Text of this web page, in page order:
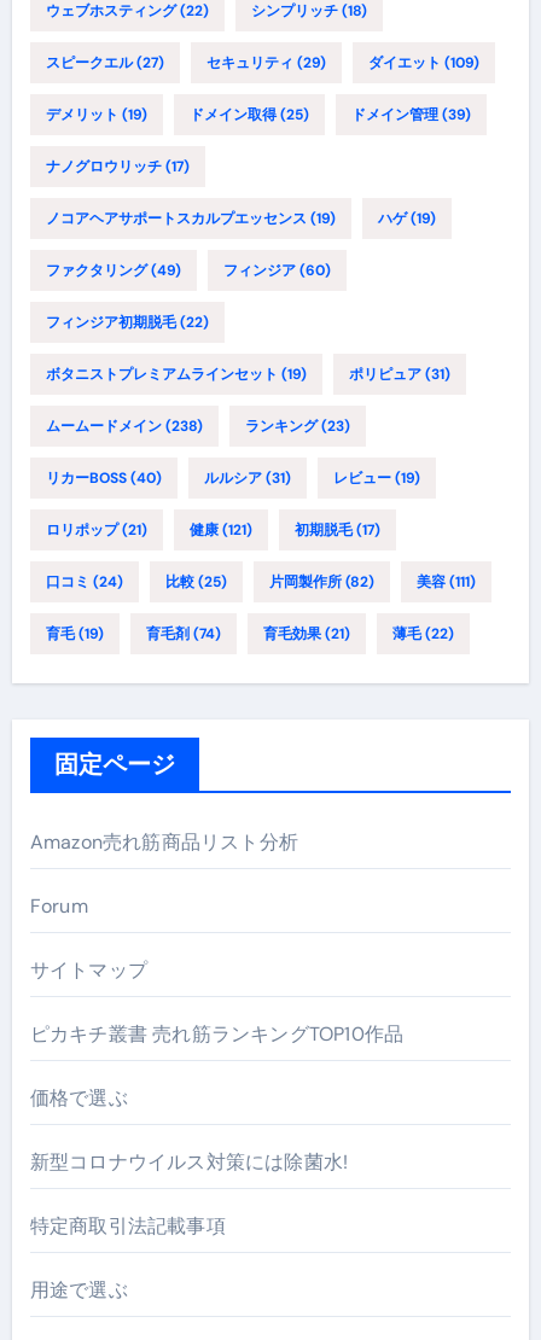
ウェブホスティング(22) シンプリッチ(18)
スピークエル(27) セキュリティ (29) ダイエット (109)
デメリット (19) ドメイン取得(25) ドメイン管理(39)
ナノグロウリッチ(17)
ノコアヘアサポートスカルプエッセンス (19) ハゲ(19)
ファクタリング(49) フィンジア(60)
フィンジア初期脱毛(22)
ボタニストプレミアムラインセット (19) ポリピュア(31)
ムームードメイン(238) ランキング(23)
リカーBOSS(40) ルルシア(31) レビュー(19)
ロリポップ(21) 健康(121) 初期脱毛(17)
口コミ (24) 比較(25) 片岡製作所(82) 美容(111)
育毛(19) 育毛剤 (74) 育毛効果(21) 薄毛(22)
固定ページ
Amazon売れ筋商品リスト分析
Forum
サイトマップ
ピカキチ叢書 売れ筋ランキングTOP10作品
価格で選ぶ
新型コロナウイルス対策には除菌水!
特定商取引法記載事項
用途で選ぶ